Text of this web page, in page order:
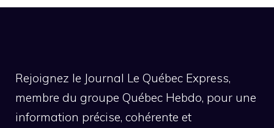
Rejoignez le Journal Le Québec Express,
membre du groupe Québec Hebdo, pour une
information précise, cohérente et